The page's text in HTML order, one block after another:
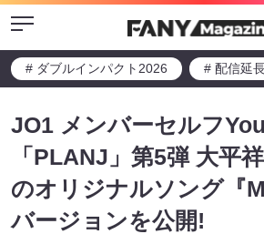
Menu
# ダブルインパクト2026 # 配信延
JO1 メンバーセルフ
「PLANJ」第5弾 大平
のオリジナルソング『
バージョンを公開!